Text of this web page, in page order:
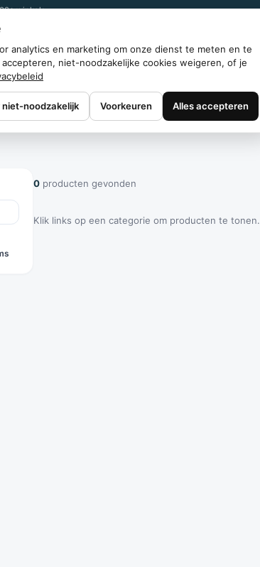
analytics en marketing om onze dienst te meten en te
niet-noodzakelijke cookies weigeren, of je
niet-noodzakelijk Voorkeuren Alles accepteren
winkels
0 producten gevonden
Klik links op een categorie om producten te tonen.